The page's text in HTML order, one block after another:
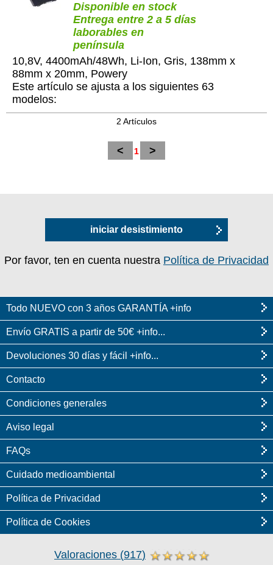
Disponible en stock
Entrega entre 2 a 5 días
laborables en
península
10,8V, 4400mAh/48Wh, Li-Ion, Gris, 138mm x
88mm x 20mm, Powery
Este artículo se ajusta a los siguientes 63
modelos:
2 Artículos
< 1 >
iniciar desistimiento
Por favor, ten en cuenta nuestra Política de Privacidad
Todo NUEVO con 3 años GARANTÍA +info
Envío GRATIS a partir de 50€ +info...
Devoluciones 30 días y fácil +info...
Contacto
Condiciones generales
Aviso legal
FAQs
Cuidado medioambiental
Política de Privacidad
Política de Cookies
Valoraciones (917)